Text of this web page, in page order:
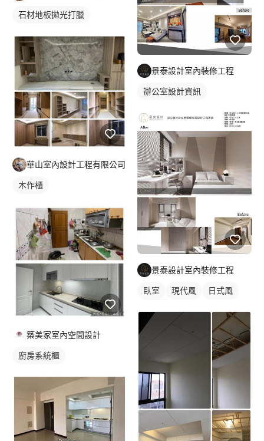
石材地板拋光打臘
華山室內設計工程有限公司
木作櫃
築美家室內空間設計
廚房系統櫃
景泰設計室內裝修工程
辦公室設計資訊
景泰設計室內裝修工程
臥室 現代風
日式風